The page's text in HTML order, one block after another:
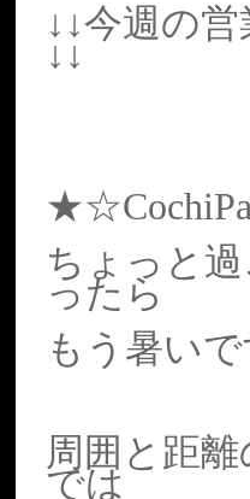
↓↓今週の営
↓↓
ちょっと
ったら
もう暑いで
周囲と距
では